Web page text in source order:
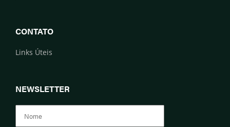
CONTATO
Links Úteis
NEWSLETTER